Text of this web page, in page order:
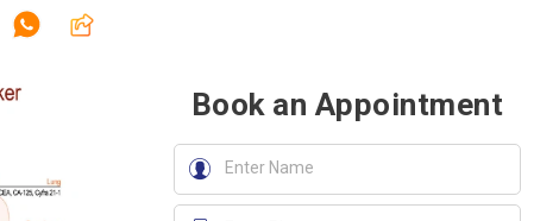
Book an Appointment